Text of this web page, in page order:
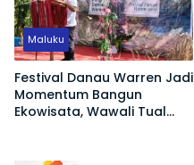
Maluku
Festival Danau Warren Jadi
Momentum Bangun
Ekowisata, Wawali Tual